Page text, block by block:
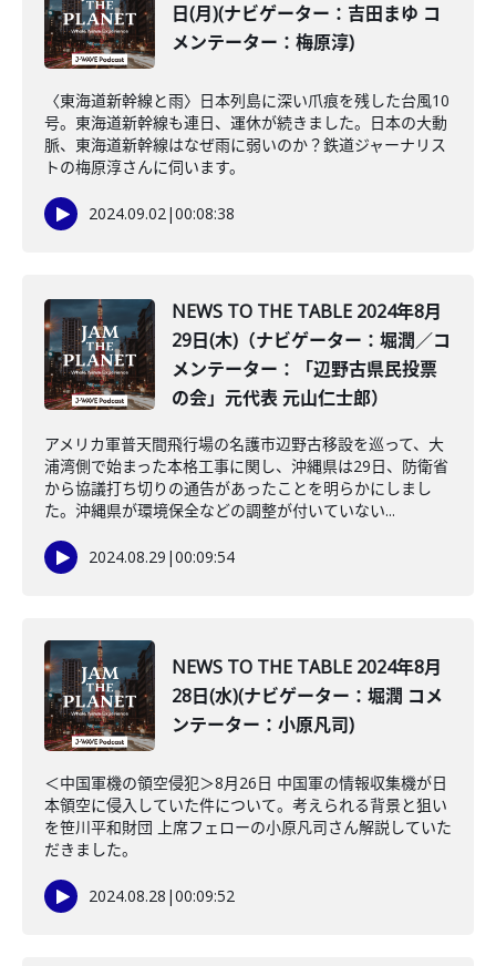
日(月)(ナビゲーター：吉田まゆ コ
メンテーター：梅原淳)
〈東海道新幹線と雨〉日本列島に深い爪痕を残した台風10
号。東海道新幹線も連日、運休が続きました。日本の大動
脈、東海道新幹線はなぜ雨に弱いのか？鉄道ジャーナリス
トの梅原淳さんに伺います。
2024.09.02|00:08:38
NEWS TO THE TABLE 2024年8月
29日(木)（ナビゲーター：堀潤／コ
メンテーター：「辺野古県民投票
の会」元代表 元山仁士郎）
アメリカ軍普天間飛行場の名護市辺野古移設を巡って、大
浦湾側で始まった本格工事に関し、沖縄県は29日、防衛省
から協議打ち切りの通告があったことを明らかにしまし
た。沖縄県が環境保全などの調整が付いていない...
2024.08.29 |00:09:54
NEWS TO THE TABLE 2024年8月
28日(水)(ナビゲーター：堀潤 コメ
ンテーター：小原凡司)
＜中国軍機の領空侵犯＞8月26日 中国軍の情報収集機が日
本領空に侵入していた件について。考えられる背景と狙い
を笹川平和財団 上席フェローの小原凡司さん解説していた
だきました。
2024.08.28 |00:09:52